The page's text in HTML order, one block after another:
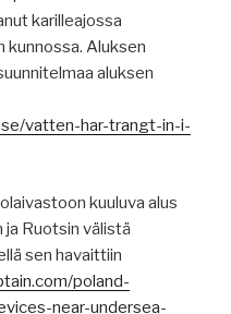
karilleajossa
kunnossa. Aluksen
aluksen
vatten-har-trangt-in-i-
kuuluva alus
ja Ruotsin välistä
sen havaittiin
poland-
near-undersea-